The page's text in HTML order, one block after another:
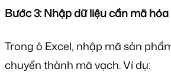
Bước 3: Nhập dữ liệu cần mã hóa
Trong ô Excel, nhập mã sản
chuyển thành mã vạch. Ví dụ: